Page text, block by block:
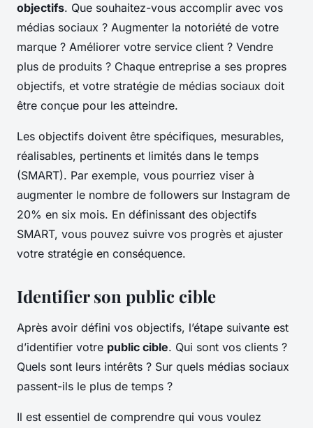
objectifs. Que souhaitez-vous accomplir avec vos
médias sociaux ? Augmenter la notoriété de votre
marque ? Améliorer votre service client ? Vendre
plus de produits ? Chaque entreprise a ses propres
objectifs, et votre stratégie de médias sociaux doit
être conçue pour les atteindre.
Les objectifs doivent être spécifiques, mesurables,
réalisables, pertinents et limités dans le temps
(SMART). Par exemple, vous pourriez viser à
augmenter le nombre de followers sur Instagram de
20% en six mois. En définissant des objectifs
SMART, vous pouvez suivre vos progrès et ajuster
votre stratégie en conséquence.
Identifier son public cible
Après avoir défini vos objectifs, l’étape suivante est
d’identifier votre public cible. Qui sont vos clients ?
Quels sont leurs intérêts ? Sur quels médias sociaux
passent-ils le plus de temps ?
Il est essentiel de comprendre qui vous voulez